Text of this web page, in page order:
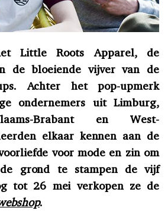
Little Roots Apparel, de
de bloeiende vijver van de
Achter het pop-upmerk
ondernemers uit Limburg,
Brabant en West-
elkaar kennen aan de
voor mode en zin om
grond te stampen de vijf
tot 26 mei verkopen ze de
.